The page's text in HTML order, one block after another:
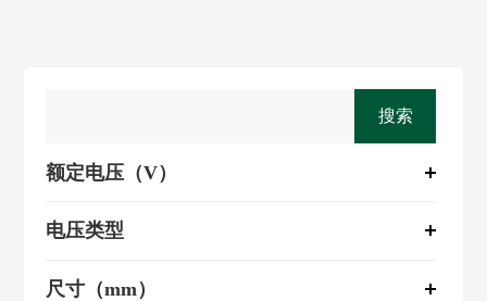
搜索
额定电压（V）
电压类型
尺寸（mm）